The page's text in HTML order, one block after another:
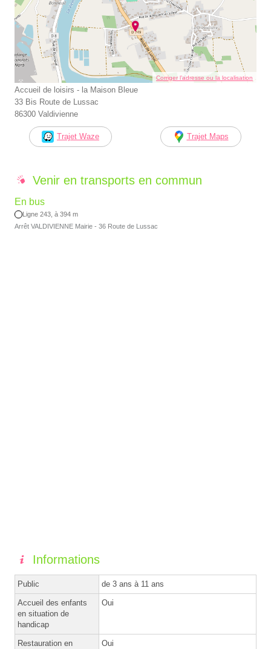
Corriger l’adresse ou la localisation
Accueil de loisirs - la Maison Bleue
33 Bis Route de Lussac
86300 Valdivienne
Trajet Waze Trajet Maps
Venir en transports en commun
En bus
Ligne 243, à 394 m
Arrêt VALDIVIENNE Mairie - 36 Route de Lussac
Informations
Public de 3 ans à 11 ans
Accueil des enfants
en situation de
handicap
Oui
Restauration en
Oui